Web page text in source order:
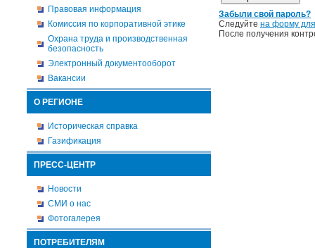
Правовая информация
Комиссия по корпоративной этике
Охрана труда и производственная
безопасность
Электронный документооборот
Вакансии
О РЕГИОНЕ
Историческая справка
Газификация
ПРЕСС-ЦЕНТР
Новости
СМИ о нас
Фотогалерея
ПОТРЕБИТЕЛЯМ
Забыли свой пароль?
Следуйте на форму
После получения